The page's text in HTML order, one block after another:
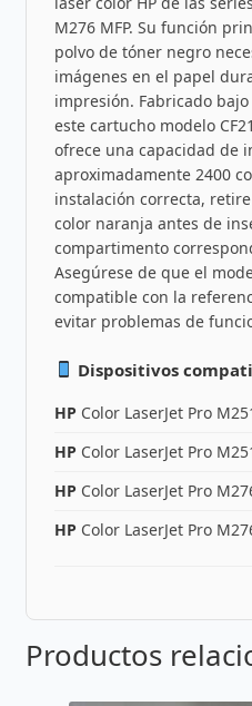
M276 MFP. Su función
polvo de tóner negro
imágenes en el papel
impresión. Fabricado
este cartucho modelo
ofrece una capacidad de
aproximadamente 2400
instalación correcta,
color naranja antes de
compartimento
Asegúrese de que el
compatible con la
evitar problemas de
Dispositivos
HP Color LaserJet Pro
HP Color LaserJet Pro
HP Color LaserJet Pro
HP Color LaserJet Pro
Productos